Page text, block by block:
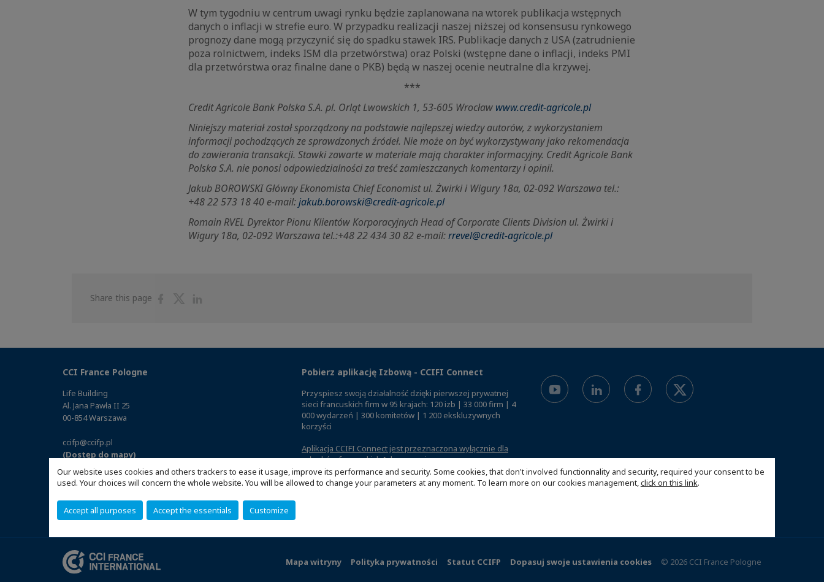
Our website uses cookies and others trackers to ease it usage, improve its performance and security. Some cookies, that don't involved functionnality and security, required your consent to be
used. Your choices will concern the whole website. You will be allowed to change your parameters at any moment. To learn more on our cookies management,click on this link.
Accept all purposes Accept the essentials Customize
W tym tygodniu w centrum uwagi rynku będzie zaplanowana na wtorek publikacja wstępnych
danych o inflacji w strefie euro. W przypadku realizacji naszej niższej od konsensusu rynkowego
prognozy dane mogą przyczynić się do spadku stawek IRS. Publikacje danych z USA (zatrudnienie
poza rolnictwem, indeks ISM dla przetwórstwa) oraz Polski (wstępne dane o inflacji, indeks PMI
dla przetwórstwa oraz finalne dane o PKB) będą w naszej ocenie neutralne dla krzywej.
***
Credit Agricole Bank Polska S.A. pl. Orląt Lwowskich 1, 53-605 Wrocław www.credit-agricole.pl
Niniejszy materiał został sporządzony na podstawie najlepszej wiedzy autorów, z wykorzystaniem
informacji pochodzących ze sprawdzonych źródeł. Nie może on być wykorzystywany jako rekomendacja
do zawierania transakcji. Stawki zawarte w materiale mają charakter informacyjny. Credit Agricole Bank
Polska S.A. nie ponosi odpowiedzialności za treść zamieszczanych komentarzy i opinii.
Jakub BOROWSKI Główny Ekonomista Chief Economist ul. Żwirki i Wigury 18a, 02-092 Warszawa tel.:
+48 22 573 18 40 e-mail:jakub.borowski@credit-agricole.pl
Romain RVEL Dyrektor Pionu Klientów Korporacyjnych Head of Corporate Clients Division ul. Żwirki i
Wigury 18a, 02-092 Warszawa tel.:+48 22 434 30 82 e-mail:rrevel@credit-agricole.pl
Share this page
ShareShare
CCI France Pologne
Life Building
Al. Jana Pawła II 25
00-854 Warszawa
ccifp@ccifp.pl
(Dostęp do mapy)
Pobierz aplikację Izbową - CCIFI Connect
Przyspiesz swoją działalność dzięki pierwszej prywatnej
sieci francuskich firm w 95 krajach: 120 izb | 33 000 firm | 4
000 wydarzeń | 300 komitetów | 1 200 ekskluzywnych
korzyści
Aplikacja CCIFI Connect jest przeznaczona wyłącznie dla
członków francuskich Izb za granicą.
Mapa witryny Polityka prywatności Statut CCIFP Dopasuj swoje ustawienia cookies © 2026 CCI France Pologne